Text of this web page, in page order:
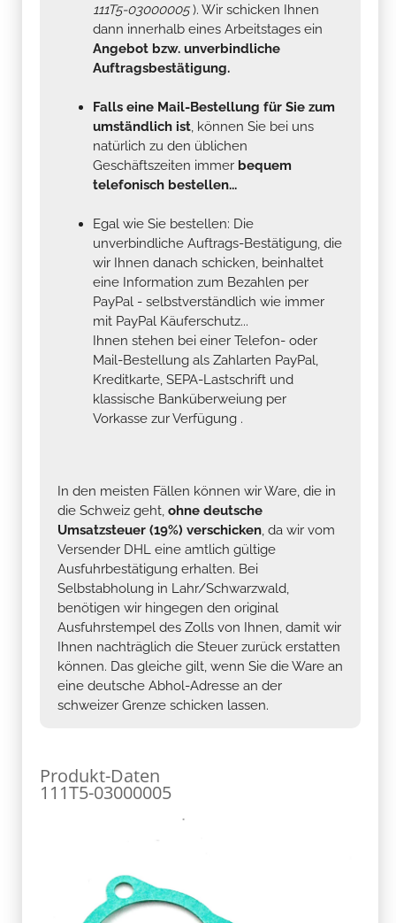
111T5-03000005). Wir schicken Ihnen
dann innerhalb eines Arbeitstages ein
Angebot bzw. unverbindliche
Auftragsbestätigung.
Falls eine Mail-Bestellung für Sie zum
umständlich ist, können Sie bei uns
natürlich zu den üblichen
Geschäftszeiten immer bequem
telefonisch bestellen...
Egal wie Sie bestellen: Die
unverbindliche Auftrags-Bestätigung, die
wir Ihnen danach schicken, beinhaltet
eine Information zum Bezahlen per
PayPal - selbstverständlich wie immer
mit PayPal Käuferschutz...
Ihnen stehen bei einer Telefon- oder
Mail-Bestellung als Zahlarten PayPal,
Kreditkarte, SEPA-Lastschrift und
klassische Banküberweiung per
Vorkasse zur Verfügung .
In den meisten Fällen können wir Ware, die in
die Schweiz geht, ohne deutsche
Umsatzsteuer (19%) verschicken, da wir vom
Versender DHL eine amtlich gültige
Ausfuhrbestätigung erhalten. Bei
Selbstabholung in Lahr/Schwarzwald,
benötigen wir hingegen den original
Ausfuhrstempel des Zolls von Ihnen, damit wir
Ihnen nachträglich die Steuer zurück erstatten
können. Das gleiche gilt, wenn Sie die Ware an
eine deutsche Abhol-Adresse an der
schweizer Grenze schicken lassen.
Produkt-Daten
111T5-03000005